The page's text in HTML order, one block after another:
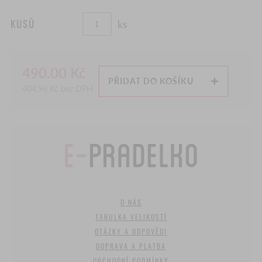
KUSŮ ks
PŘIDAT DO KOŠÍKU
O NÁS
TABULKA VELIKOSTÍ
OTÁZKY A ODPOVĚDI
DOPRAVA A PLATBA